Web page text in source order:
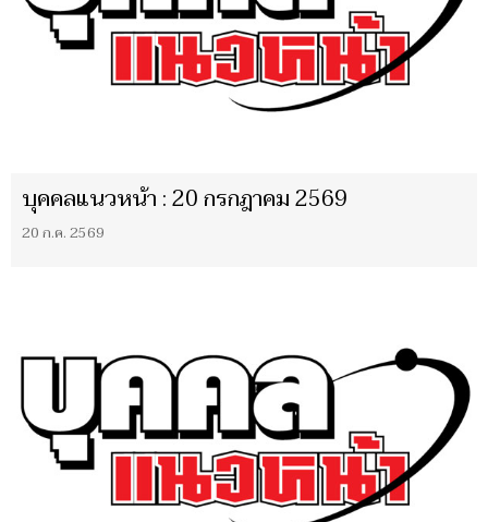
บุคคลแนวหน้า : 20 กรกฎาคม 2569
20 ก.ค. 2569